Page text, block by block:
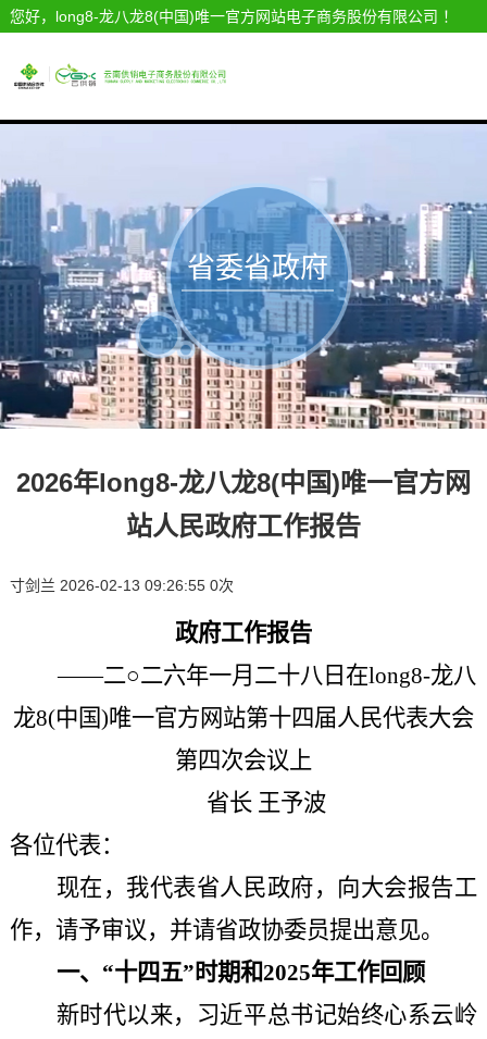
您好，long8-龙八龙8(中国)唯一官方网站电子商务股份有限公司 ！
省委省政府
信息
2026年long8-龙八龙8(中国)唯一官方网
站人民政府工作报告
寸剑兰 2026-02-13 09:26:55 0次
政府工作报告
——二○二六年一月二十八日在long8-龙八
龙8(中国)唯一官方网站第十四届人民代表大会
第四次会议上
省长 王予波
各位代表：
现在，我代表省人民政府，向大会报告工
作，请予审议，并请省政协委员提出意见。
一、 “十四五”时期和2025年工作回顾
新时代以来，习近平总书记始终心系云岭